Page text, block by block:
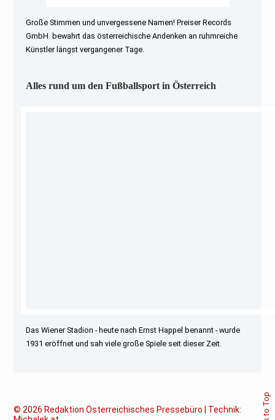
Große Stimmen und unvergessene Namen! Preiser Records
GmbH. bewahrt das österreichische Andenken an ruhmreiche
Künstler längst vergangener Tage.
Alles rund um den Fußballsport in Österreich
Das Wiener Stadion - heute nach Ernst Happel benannt - wurde
1931 eröffnet und sah viele große Spiele seit dieser Zeit.
© 2026 Redaktion Österreichisches Pressebüro | Technik: